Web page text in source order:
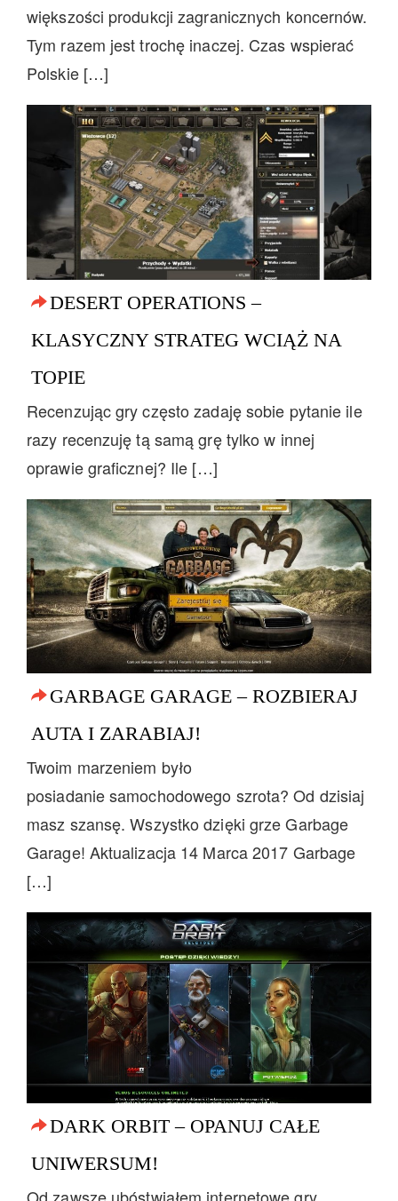
większości produkcji zagranicznych koncernów.
Tym razem jest trochę inaczej. Czas wspierać
Polskie […]
DESERT OPERATIONS –
KLASYCZNY STRATEG WCIĄŻ NA
TOPIE
Recenzując gry często zadaję sobie pytanie ile
razy recenzuję tą samą grę tylko w innej
oprawie graficznej? Ile […]
GARBAGE GARAGE – ROZBIERAJ
AUTA I ZARABIAJ!
Twoim marzeniem było
posiadanie samochodowego szrota? Od dzisiaj
masz szansę. Wszystko dzięki grze Garbage
Garage! Aktualizacja 14 Marca 2017 Garbage
[…]
DARK ORBIT – OPANUJ CAŁE
UNIWERSUM!